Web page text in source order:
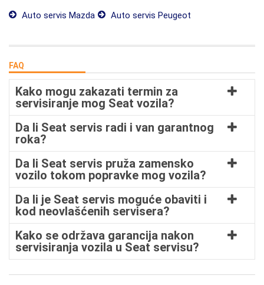
Auto servis Mazda
Auto servis Peugeot
FAQ
Kako mogu zakazati termin za
servisiranje mog Seat vozila?
Da li Seat servis radi i van garantnog
roka?
Da li Seat servis pruža zamensko
vozilo tokom popravke mog vozila?
Da li je Seat servis moguće obaviti i
kod neovlašćenih servisera?
Kako se održava garancija nakon
servisiranja vozila u Seat servisu?